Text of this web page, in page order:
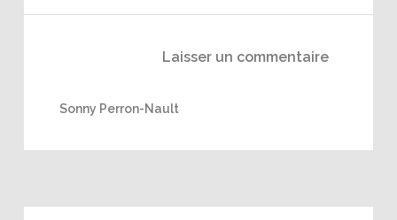
Laisser un commentaire
Sonny Perron-Nault